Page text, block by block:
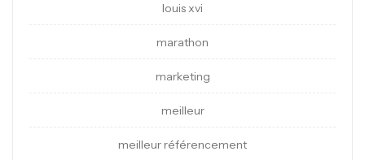
louis xvi
marathon
marketing
meilleur
meilleur référencement